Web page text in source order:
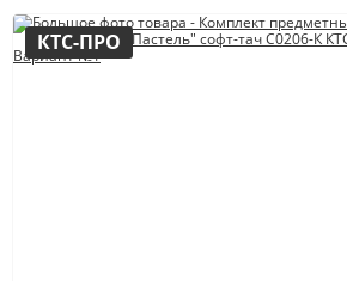
Учебники
КТС-ПРО